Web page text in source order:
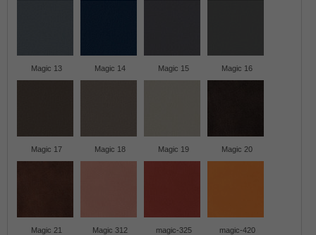
Magic 13 Magic 14 Magic 15 Magic 16
Magic 17 Magic 18 Magic 19 Magic 20
Magic 21 Magic 312 magic-325 magic-420